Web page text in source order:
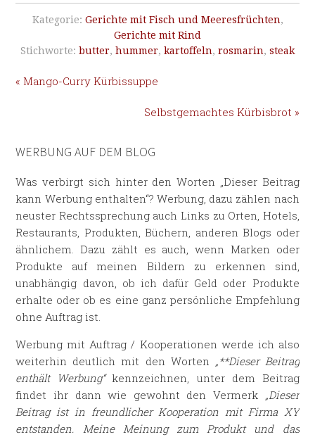
Kategorie: Gerichte mit Fisch und Meeresfrüchten,
Gerichte mit Rind
Stichworte: butter, hummer, kartoffeln, rosmarin, steak
« Mango-Curry Kürbissuppe
Selbstgemachtes Kürbisbrot »
WERBUNG AUF DEM BLOG
Was verbirgt sich hinter den Worten „Dieser Beitrag
kann Werbung enthalten“? Werbung, dazu zählen nach
neuster Rechtssprechung auch Links zu Orten, Hotels,
Restaurants, Produkten, Büchern, anderen Blogs oder
ähnlichem. Dazu zählt es auch, wenn Marken oder
Produkte auf meinen Bildern zu erkennen sind,
unabhängig davon, ob ich dafür Geld oder Produkte
erhalte oder ob es eine ganz persönliche Empfehlung
ohne Auftrag ist.
Werbung mit Auftrag / Kooperationen werde ich also
weiterhin deutlich mit den Worten „**Dieser Beitrag
enthält Werbung“kennzeichnen, unter dem Beitrag
findet ihr dann wie gewohnt den Vermerk „Dieser
Beitrag ist in freundlicher Kooperation mit Firma XY
entstanden. Meine Meinung zum Produkt und das